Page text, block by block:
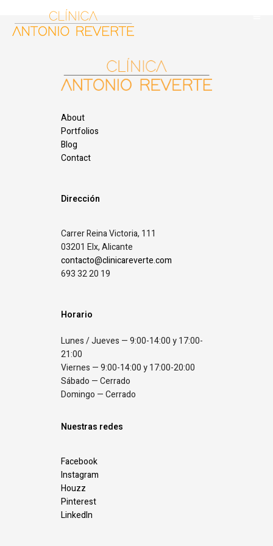
About
Portfolios
Blog
Contact
Dirección
Carrer Reina Victoria, 111
03201 Elx, Alicante
contacto@clinicareverte.com
693 32 20 19
Horario
Lunes / Jueves — 9:00-14:00 y 17:00-
21:00
Viernes — 9:00-14:00 y 17:00-20:00
Sábado — Cerrado
Domingo — Cerrado
Nuestras redes
Facebook
Instagram
Houzz
Pinterest
LinkedIn